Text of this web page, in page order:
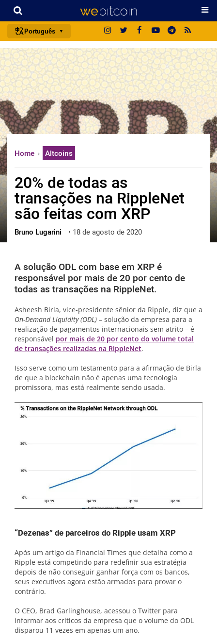
Português
português (BR)
english
español
français
italiano
deutsch
中文
한국어
العربية
ไทย
ქართული
vietnamese
Home Altcoins
20% de todas as
transações na RippleNet
são feitas com XRP
Bruno Lugarini • 18 de agosto de 2020
A solução ODL com base em XRP é
responsável por mais de 20 por cento de
todas as transações na RippleNet.
Asheesh Birla, vice-presidente sênior da Ripple, diz que a
On-Demand Liquidity (ODL) – solução da empresa para a
realização de pagamentos internacionais sem atrito – é
responsável por mais de 20 por cento do volume total
de transações realizadas na RippleNet.
Isso serve como um testamento para a afirmação de Birla
de que a blockchain não é apenas uma tecnologia
promissora, mas está realmente sendo usada.
“Dezenas” de parceiros do Ripple usam XRP
Após um artigo da Financial Times que detalha como a
Ripple está competindo para redefinir sua estratégia
depois de não conseguir ganhar força com os bancos,
seus executivos agora estão armados para provar o
contrário.
O CEO, Brad Garlinghouse, acessou o Twitter para
informar aos críticos da empresa que o volume do ODL
disparou 11 vezes em apenas um ano.